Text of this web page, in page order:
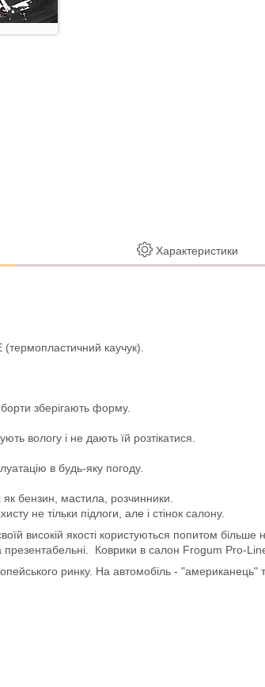
Характеристики
(термопластичний каучук).
зберігають форму.
вологу і не дають їй розтікатися.
в будь-яку погоду.
як бензин, мастила, розчинники.
не тільки підлоги, але і стінок салону.
високій якості користуються попитом
презентабельні. Коврики в салон Frogum Pro-
ринку. На автомобіль -